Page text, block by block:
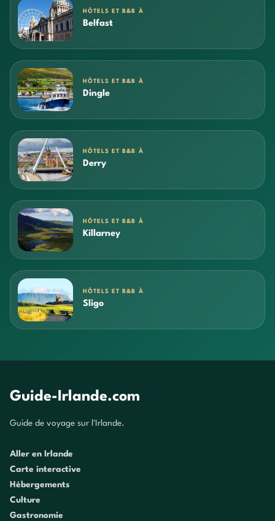
HÔTELS ET B&B À
Belfast
HÔTELS ET B&B À
Dingle
HÔTELS ET B&B À
Derry
HÔTELS ET B&B À
Killarney
HÔTELS ET B&B À
Sligo
Guide-Irlande.com
Guide de voyage sur l'Irlande.
Aller en Irlande
Carte interactive
Hébergements
Culture
Gastronomie